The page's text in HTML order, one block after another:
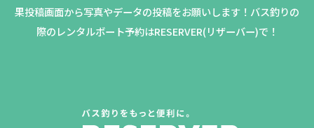
果投稿画面から写真やデータの投稿をお願いします！バス釣りの
際のレンタルボート予約はRESERVER(リザーバー)で！